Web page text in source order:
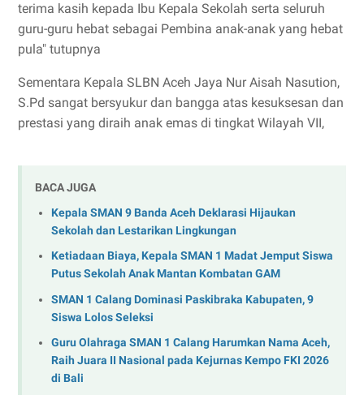
terima kasih kepada Ibu Kepala Sekolah serta seluruh
guru-guru hebat sebagai Pembina anak-anak yang hebat
pula" tutupnya
Sementara Kepala SLBN Aceh Jaya Nur Aisah Nasution,
S.Pd sangat bersyukur dan bangga atas kesuksesan dan
prestasi yang diraih anak emas di tingkat Wilayah VII,
BACA JUGA
Kepala SMAN 9 Banda Aceh Deklarasi Hijaukan
Sekolah dan Lestarikan Lingkungan
Ketiadaan Biaya, Kepala SMAN 1 Madat Jemput Siswa
Putus Sekolah Anak Mantan Kombatan GAM
SMAN 1 Calang Dominasi Paskibraka Kabupaten, 9
Siswa Lolos Seleksi
Guru Olahraga SMAN 1 Calang Harumkan Nama Aceh,
Raih Juara II Nasional pada Kejurnas Kempo FKI 2026
di Bali